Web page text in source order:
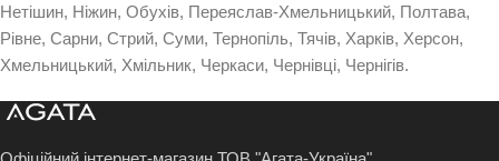
Нетішин, Ніжин, Обухів, Переяслав-Хмельницький, Полтава,
Рівне, Сарни, Стрий, Суми, Тернопіль, Тячів, Харків, Херсон,
Хмельницький, Хмільник, Черкаси, Чернівці, Чернігів.